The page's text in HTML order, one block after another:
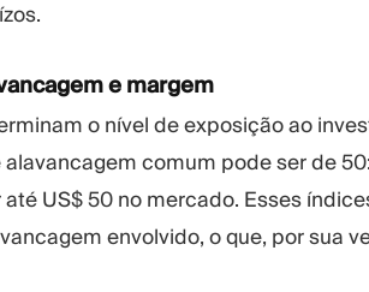
e margem
o nível de exposição ao
comum pode ser de
US$ 50 no mercado. Esses
envolvido, o que, por sua